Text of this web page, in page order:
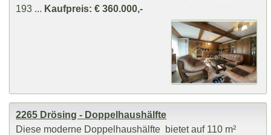
193 ... Kaufpreis: € 360.000,-
2265 Drösing - Doppelhaushälfte
Diese moderne Doppelhaushälfte bietet auf 110 m²